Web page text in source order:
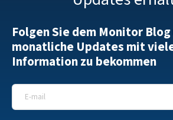
Folgen Sie dem Monitor
monatliche Updates mit
Information zu bekommen
E-Mail